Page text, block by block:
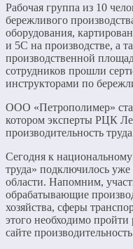
Рабочая группа из 10
бережливого
оборудования,
и 5С на производстве, а
производственной
сотрудников прошли
инструкторами по
ООО «Петрополимер»
котором эксперты РЦК
производительность
Сегодня к
труда» подключилось
области. Напомним,
обрабатывающие
хозяйства, сферы
этого необходимо пройти
сайте